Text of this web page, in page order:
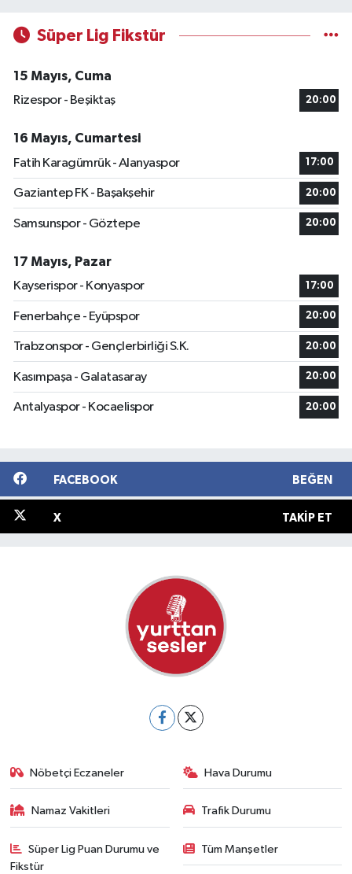
Süper Lig Fikstür
15 Mayıs, Cuma
Rizespor - Beşiktaş
20:00
16 Mayıs, Cumartesi
Fatih Karagümrük - Alanyaspor
17:00
Gaziantep FK - Başakşehir 20:00
Samsunspor - Göztepe 20:00
17 Mayıs, Pazar
Kayserispor - Konyaspor
17:00
Fenerbahçe - Eyüpspor 20:00
Trabzonspor - Gençlerbirliği S.K. 20:00
Kasımpaşa - Galatasaray 20:00
Antalyaspor - Kocaelispor 20:00
FACEBOOK BEĞEN
X TAKIP ET
Nöbetçi Eczaneler Hava Durumu
Namaz Vakitleri Trafik Durumu
Süper Lig Puan Durumu ve
Fikstür
Tüm Manşetler